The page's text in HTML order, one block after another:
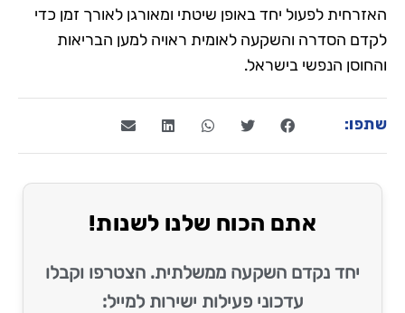
האזרחית לפעול יחד באופן שיטתי ומאורגן לאורך זמן כדי
לקדם הסדרה והשקעה לאומית ראויה למען הבריאות
והחוסן הנפשי בישראל.
שתפו:
אתם הכוח שלנו לשנות!
יחד נקדם השקעה ממשלתית. הצטרפו וקבלו
עדכוני פעילות ישירות למייל: